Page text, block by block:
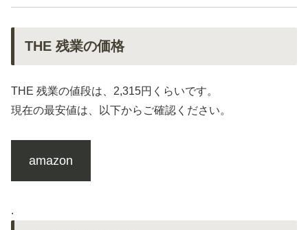
THE 残業の価格
THE 残業の値段は、2,315円くらいです。
現在の最安値は、以下からご確認ください。
amazon
.